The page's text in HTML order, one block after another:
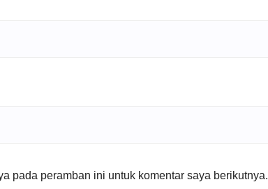
pada peramban ini untuk komentar saya berikutnya.